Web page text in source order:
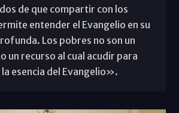
de que compartir con los
entender el Evangelio en su
Los pobres no son un
un recurso al cual acudir para
esencia del Evangelio».